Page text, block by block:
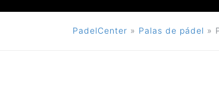
PadelCenter » Palas de pádel »